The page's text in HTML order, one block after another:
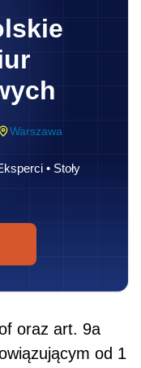
Warszawa
• Stoły
oraz art. 9a
od 1